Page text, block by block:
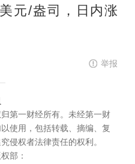
元/盎司，日内涨
举报
第一财经所有。未经第一财
使用，包括转载、摘编、复
侵权者法律责任的权利。
部：